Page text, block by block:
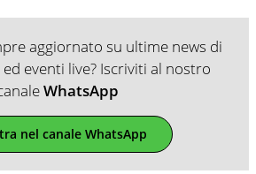
aggiornato su ultime news di
eventi live? Iscriviti al nostro
WhatsApp
nel canale WhatsApp